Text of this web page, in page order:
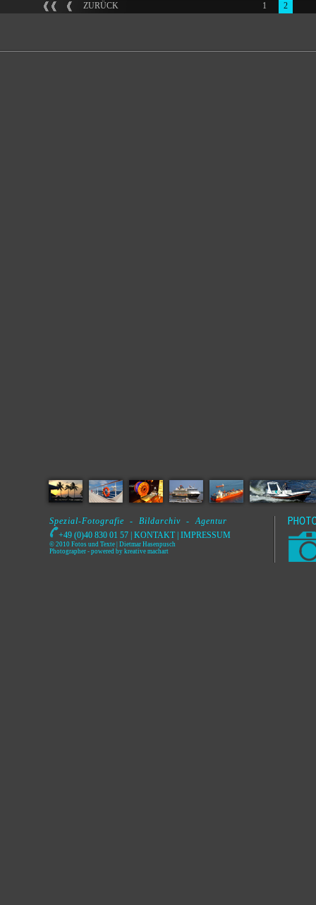
ZURÜCK 1 2
Spezial-Fotografie - Bildarchiv - Agentur
+49 (0)40 830 01 57 | KONTAKT| IMPRESSUM
© 2010 Fotos und Texte | Dietmar Hasenpusch
Photographer - powered by kreative machart